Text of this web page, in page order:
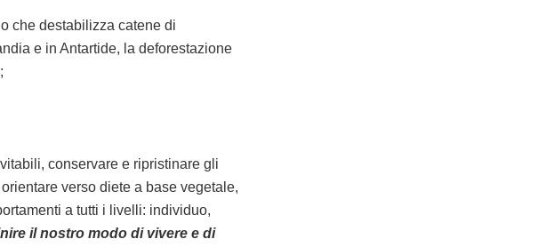
che destabilizza catene di
e in Antartide, la deforestazione
conservare e ripristinare gli
verso diete a base vegetale,
a tutti i livelli: individuo,
il nostro modo di vivere e di